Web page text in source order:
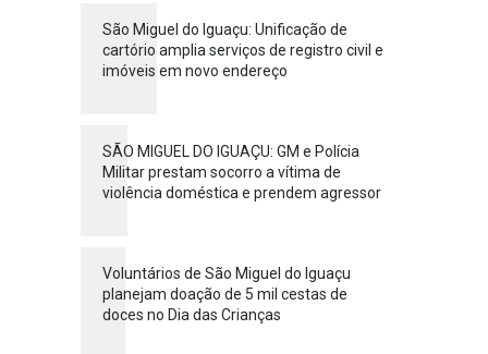
São Miguel do Iguaçu: Unificação de
cartório amplia serviços de registro civil e
imóveis em novo endereço
SÃO MIGUEL DO IGUAÇU: GM e Polícia
Militar prestam socorro a vítima de
violência doméstica e prendem agressor
Voluntários de São Miguel do Iguaçu
planejam doação de 5 mil cestas de
doces no Dia das Crianças